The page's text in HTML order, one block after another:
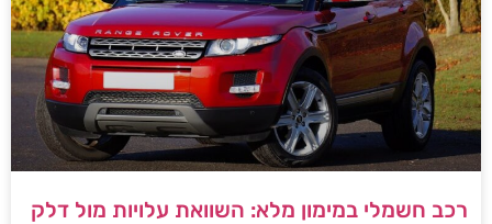
רכב חשמלי במימון מלא: השוואת עלויות מול דלק